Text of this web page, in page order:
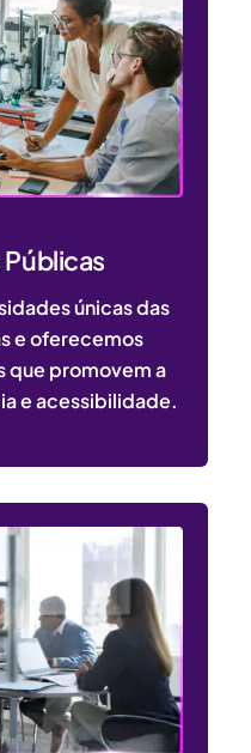
únicas das
e oferecemos
que promovem a
e acessibilidade.